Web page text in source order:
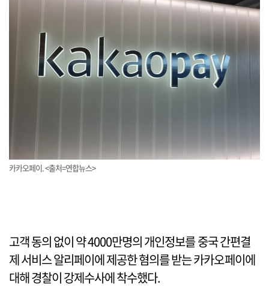
카카오페이. <출처=연합뉴스>
고객 동의 없이 약 4000만명의 개인정보를 중국 간편결
제 서비스 알리페이에 제공한 혐의를 받는 카카오페이에
대해 경찰이 강제수사에 착수했다.